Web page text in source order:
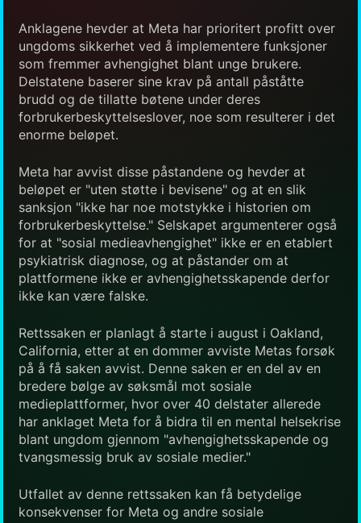
Anklagene hevder at Meta har prioritert profitt over
ungdoms sikkerhet ved å implementere funksjoner
som fremmer avhengighet blant unge brukere.
Delstatene baserer sine krav på antall påståtte
brudd og de tillatte bøtene under deres
forbrukerbeskyttelseslover, noe som resulterer i det
enorme beløpet.
Meta har avvist disse påstandene og hevder at
beløpet er "uten støtte i bevisene" og at en slik
sanksjon "ikke har noe motstykke i historien om
forbrukerbeskyttelse." Selskapet argumenterer også
for at "sosial medieavhengighet" ikke er en etablert
psykiatrisk diagnose, og at påstander om at
plattformene ikke er avhengighetsskapende derfor
ikke kan være falske.
Rettssaken er planlagt å starte i august i Oakland,
California, etter at en dommer avviste Metas forsøk
på å få saken avvist. Denne saken er en del av en
bredere bølge av søksmål mot sosiale
medieplattformer, hvor over 40 delstater allerede
har anklaget Meta for å bidra til en mental helsekrise
blant ungdom gjennom "avhengighetsskapende og
tvangsmessig bruk av sosiale medier."
Utfallet av denne rettssaken kan få betydelige
konsekvenser for Meta og andre sosiale